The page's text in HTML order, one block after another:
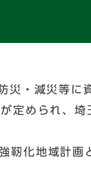
災・減災等に
定められ、埼
靭化地域計画